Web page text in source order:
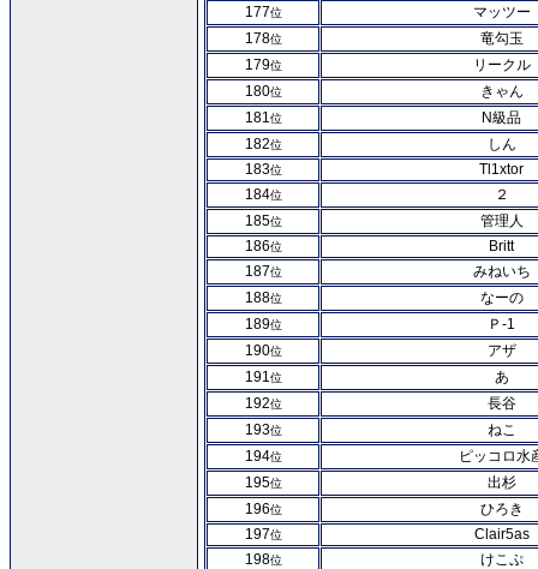
177位
マッツー
178位
竜勾玉
179位
リークル
180位
きゃん
181位
N級品
182位
しん
183位
Tl1xtor
184位
２
185位
管理人
186位
Britt
187位
みねいち
188位
なーの
189位
Ｐ-1
190位
アザ
191位
あ
192位
長谷
193位
ねこ
194位
ピッコロ水
195位
出杉
196位
ひろき
197位
Clair5as
198位
けこぷ